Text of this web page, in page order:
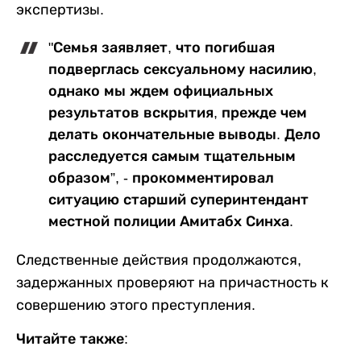
экспертизы.
"Семья заявляет, что погибшая
подверглась сексуальному насилию,
однако мы ждем официальных
результатов вскрытия, прежде чем
делать окончательные выводы. Дело
расследуется самым тщательным
образом”, - прокомментировал
ситуацию старший суперинтендант
местной полиции Амитабх Синха.
Следственные действия продолжаются,
задержанных проверяют на причастность к
совершению этого преступления.
Читайте также: